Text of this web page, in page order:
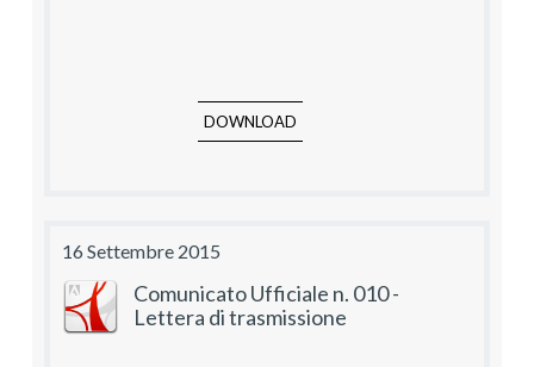
DOWNLOAD
16 Settembre 2015
Comunicato Ufficiale n. 010 -
Lettera di trasmissione